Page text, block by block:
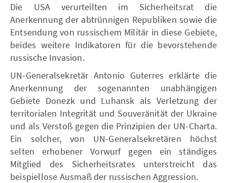
Die USA verurteilten im Sicherheitsrat die
Anerkennung der abtrünnigen Republiken sowie die
Entsendung von russischem Militär in diese Gebiete,
beides weitere Indikatoren für die bevorstehende
russische Invasion.
UN-Generalsekretär Antonio Guterres erklärte die
Anerkennung der sogenannten unabhängigen
Gebiete Donezk und Luhansk als Verletzung der
territorialen Integrität und Souveränität der Ukraine
und als Verstoß gegen die Prinzipien der UN-Charta.
Ein solcher, von UN-Generalsekretären höchst
selten erhobener Vorwurf gegen ein ständiges
Mitglied des Sicherheitsrates unterstreicht das
beispiellose Ausmaß der russischen Aggression.